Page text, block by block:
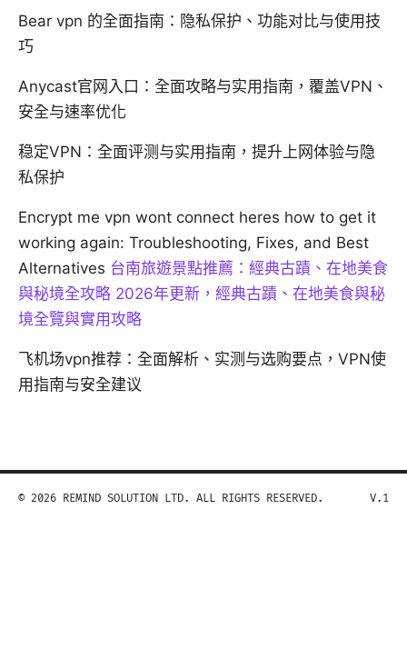
Bear vpn 的全面指南：隐私保护、功能对比与使用技
巧
Anycast官网入口：全面攻略与实用指南，覆盖VPN、
安全与速率优化
稳定VPN：全面评测与实用指南，提升上网体验与隐
私保护
Encrypt me vpn wont connect heres how to get it
working again: Troubleshooting, Fixes, and Best
Alternatives 台南旅遊景點推薦：經典古蹟、在地美食
與秘境全攻略 2026年更新，經典古蹟、在地美食與秘
境全覽與實用攻略
飞机场vpn推荐：全面解析、实测与选购要点，VPN使
用指南与安全建议
© 2026 REMIND SOLUTION LTD. ALL RIGHTS RESERVED. V.1